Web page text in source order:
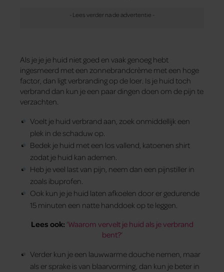
Als je je je huid niet goed en vaak genoeg hebt
ingesmeerd met een zonnebrandcrème met een hoge
factor, dan ligt verbranding op de loer. Is je huid toch
verbrand dan kun je een paar dingen doen om de pijn te
verzachten.
Voelt je huid verbrand aan, zoek onmiddellijk een
plek in de schaduw op.
Bedek je huid met een los vallend, katoenen shirt
zodat je huid kan ademen.
Heb je veel last van pijn, neem dan een pijnstiller in
zoals ibuprofen.
Ook kun je je huid laten afkoelen door er gedurende
15 minuten een natte handdoek op te leggen.
Lees ook: ‘Waarom vervelt je huid als je verbrand
bent?‘
Verder kun je een lauwwarme douche nemen, maar
als er sprake is van blaarvorming, dan kun je beter in